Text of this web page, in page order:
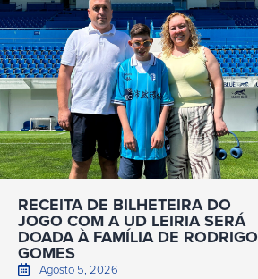
RECEITA DE BILHETEIRA DO
JOGO COM A UD LEIRIA SERÁ
DOADA À FAMÍLIA DE RODRIGO
GOMES
Agosto 5, 2026